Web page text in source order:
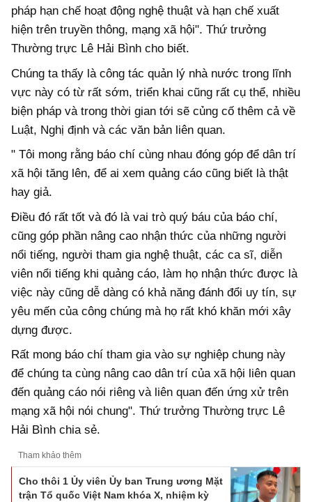
pháp hạn chế hoạt động nghệ thuật và hạn chế xuất
hiện trên truyền thông, mạng xã hội". Thứ trưởng
Thường trực Lê Hải Bình cho biết.
Chúng ta thấy là công tác quản lý nhà nước trong lĩnh
vực này có từ rất sớm, triển khai cũng rất cụ thể, nhiều
biện pháp và trong thời gian tới sẽ củng cố thêm cả về
Luật, Nghị định và các văn bản liên quan.
" Tôi mong rằng báo chí cùng nhau đóng góp để dân trí
xã hội tăng lên, để ai xem quảng cáo cũng biết là thật
hay giả.
Điều đó rất tốt và đó là vai trò quý báu của báo chí,
cũng góp phần nâng cao nhận thức của những người
nổi tiếng, người tham gia nghệ thuật, các ca sĩ, diễn
viên nổi tiếng khi quảng cáo, làm họ nhận thức được là
việc này cũng dễ dàng có khả năng đánh đổi uy tín, sự
yêu mến của công chúng mà họ rất khó khăn mới xây
dựng được.
Rất mong báo chí tham gia vào sự nghiệp chung này
để chúng ta cùng nâng cao dân trí của xã hội liên quan
đến quảng cáo nói riêng và liên quan đến ứng xử trên
mạng xã hội nói chung". Thứ trưởng Thường trực Lê
Hải Bình chia sẻ.
Tham khảo thêm
Cho thôi 1 Ủy viên Ủy ban Trung ương Mặt
trận Tổ quốc Việt Nam khóa X, nhiệm kỳ